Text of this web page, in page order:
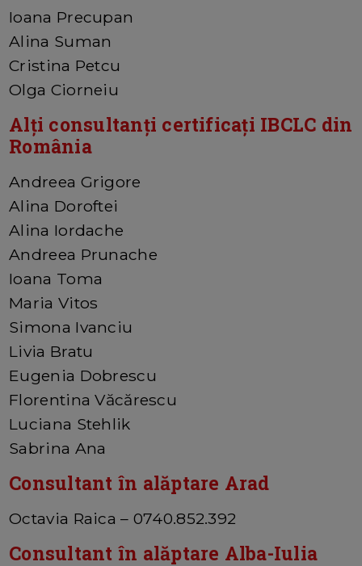
Ioana Precupan
Alina Suman
Cristina Petcu
Olga Ciorneiu
Alți consultanți certificați IBCLC din
România
Andreea Grigore
Alina Doroftei
Alina Iordache
Andreea Prunache
Ioana Toma
Maria Vitos
Simona Ivanciu
Livia Bratu
Eugenia Dobrescu
Florentina Văcărescu
Luciana Stehlik
Sabrina Ana
Consultant în alăptare Arad
Octavia Raica – 0740.852.392
Consultant în alăptare Alba-Iulia